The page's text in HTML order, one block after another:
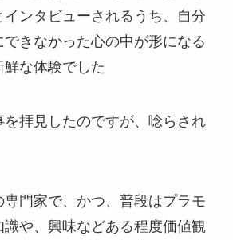
ンタビューされるうち、自分
きなかった心の中が形になる
な体験でした
を拝見したのですが、唸らされ
門家で、かつ、普段はプラモ
識や、興味などある程度価値観